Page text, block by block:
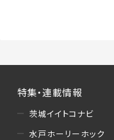
特集・連載情報
茨城イイトコナビ
水戸ホーリーホック